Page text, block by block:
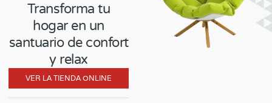
Transforma tu
hogar en un
santuario de confort
y relax
VER LA TIENDA ONLINE